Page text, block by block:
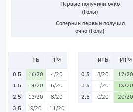
Первые получили очко
(Голы)
Соперник первым получил
очко (Голы)
ТБ
ТМ
0.5
16/20
4/20
1.5
14/20
6/20
2.5
12/20
8/20
3.5
9/20
11/20
ИТБ
ИТМ
0.5
3/20
17/20
1.5
1/20
19/20
2.5
0/20 20/20